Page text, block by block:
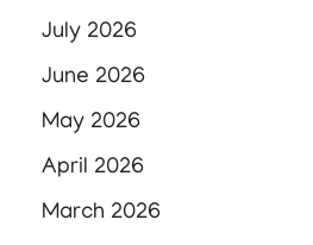
July 2026
June 2026
May 2026
April 2026
March 2026